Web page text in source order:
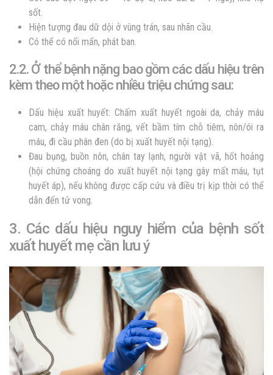
sốt.
Hiện tượng đau dữ dội ở vùng trán, sau nhãn cầu.
Có thể có nổi mẩn, phát ban.
2.2. Ở thể bệnh nặng bao gồm các dấu hiệu trên
kèm theo một hoặc nhiều triệu chứng sau:
Dấu hiệu xuất huyết: Chấm xuất huyết ngoài da, chảy máu
cam, chảy máu chân răng, vết bầm tím chỗ tiêm, nôn/ói ra
máu, đi cầu phân đen (do bị xuất huyết nội tạng).
Đau bụng, buồn nôn, chân tay lạnh, người vật vã, hốt hoảng
(hội chứng choáng do xuất huyết nội tạng gây mất máu, tụt
huyết áp), nếu không được cấp cứu và điều trị kịp thời có thể
dẫn đến tử vong.
3. Các dấu hiệu nguy hiểm của bệnh sốt
xuất huyết mẹ cần lưu ý